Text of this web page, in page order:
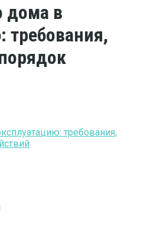
дома в
требования,